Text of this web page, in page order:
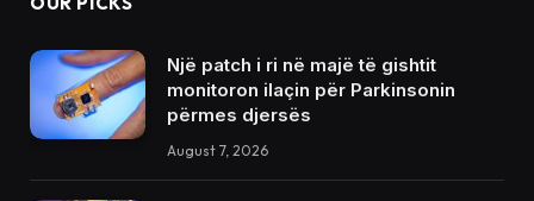
Një patch i ri në majë të gishtit
monitoron ilaçin për Parkinsonin
përmes djersës
August 7, 2026